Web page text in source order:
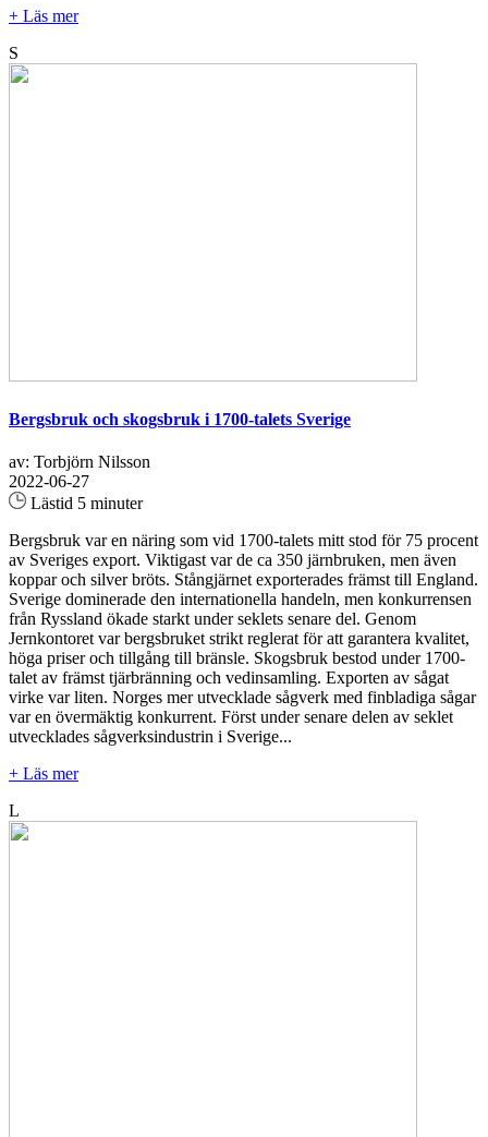
+ Läs mer
S
Bergsbruk och skogsbruk i 1700-talets Sverige
av: Torbjörn Nilsson
2022-06-27
Lästid 5 minuter
Bergsbruk var en näring som vid 1700-talets mitt stod för 75 procent
av Sveriges export. Viktigast var de ca 350 järnbruken, men även
koppar och silver bröts. Stångjärnet exporterades främst till England.
Sverige dominerade den internationella handeln, men konkurrensen
från Ryssland ökade starkt under seklets senare del. Genom
Jernkontoret var bergsbruket strikt reglerat för att garantera kvalitet,
höga priser och tillgång till bränsle. Skogsbruk bestod under 1700-
talet av främst tjärbränning och vedinsamling. Exporten av sågat
virke var liten. Norges mer utvecklade sågverk med finbladiga sågar
var en övermäktig konkurrent. Först under senare delen av seklet
utvecklades sågverksindustrin i Sverige...
+ Läs mer
L